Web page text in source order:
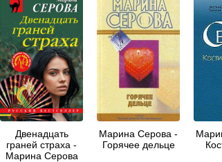
Двенадцать
граней страха -
Марина Серова
Марина Серова -
Горячее дельце